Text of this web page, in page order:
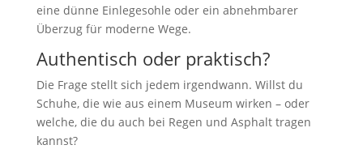
eine dünne Einlegesohle oder ein abnehmbarer
Überzug für moderne Wege.
Authentisch oder praktisch?
Die Frage stellt sich jedem irgendwann. Willst du
Schuhe, die wie aus einem Museum wirken – oder
welche, die du auch bei Regen und Asphalt tragen
kannst?